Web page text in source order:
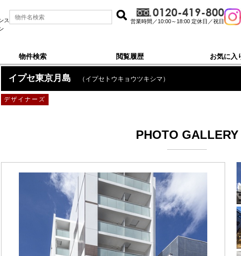
ス
営業時間／10:00～18:00 定休日／祝日
物件検索 閲覧履歴 お気に入
イプセ東京月島 （イプセトウキョウツキシマ）
デザイナーズ
PHOTO GALLERY